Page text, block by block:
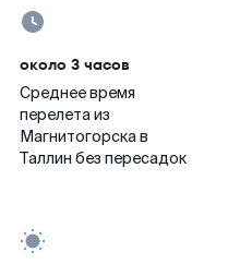
около 3 часов
Среднее время
перелета из
Магнитогорска в
Таллин без пересадок